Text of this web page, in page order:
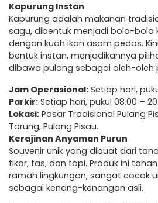
Kapurung Instan
Kapurung adalah makanan
sagu, dibentuk menjadi bola-bola
dengan kuah ikan asam pedas.
bentuk instan, menjadikannya
dibawa pulang sebagai oleh-oleh
Jam Operasional: Setiap hari,
Parkir: Setiap hari, pukul 08.00 –
Lokasi: Pasar Tradisional Pulang
Tarung, Pulang Pisau.
Kerajinan Anyaman Purun
Souvenir unik yang dibuat dari
tikar, tas, dan topi. Produk ini
ramah lingkungan, sangat cocok
sebagai kenang-kenangan asli.